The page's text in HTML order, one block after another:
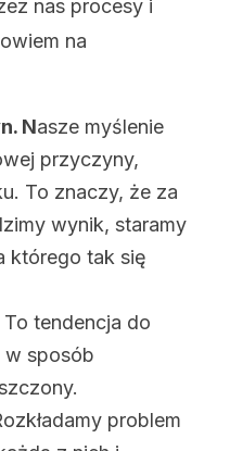
nas procesy i
na
Nasze myślenie
przyczyny,
To znaczy, że za
wynik, staramy
którego tak się
To tendencja do
w sposób
problem